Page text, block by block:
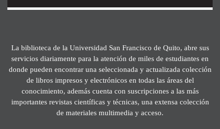
La biblioteca de la Universidad San Francisco de Quito, abre sus
servicios diariamente para la atención de miles de estudiantes en
donde pueden encontrar una seleccionada y actualizada colección
de libros impresos y electrónicos en todas las áreas del
conocimiento, además cuenta con suscripciones a las más
importantes revistas científicas y técnicas, una extensa colección
de materiales multimedia y acceso.